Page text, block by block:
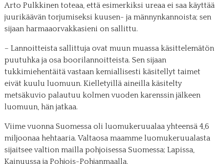
Arto Pulkkinen toteaa, että esimerkiksi ureaa ei saa käyttää
juurikäävän torjumiseksi kuusen- ja männynkannoista; sen
sijaan harmaaorvakkasieni on sallittu.
– Lannoitteista sallittuja ovat muun muassa käsittelemätön
puutuhka ja osa boorilannoitteista. Sen sijaan
tukkimiehentäitä vastaan kemiallisesti käsitellyt taimet
eivät kuulu luomuun. Kielletyillä aineilla käsitelty
metsäkuvio palautuu kolmen vuoden karenssin jälkeen
luomuun, hän jatkaa.
Viime vuonna Suomessa oli luomukeruualaa yhteensä 4,6
miljoonaa hehtaaria. Valtaosa maamme luomukeruualasta
sijaitsee valtion mailla pohjoisessa Suomessa; Lapissa,
Kainuussa ja Pohjois-Pohjanmaalla.